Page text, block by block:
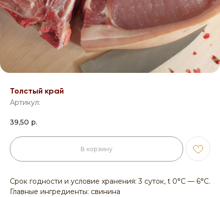
Толстый край
Артикул:
39,50 р.
В корзину
Срок годности и условие хранения: 3 суток, t 0°С — 6°С.
Главные ингредиенты: свинина